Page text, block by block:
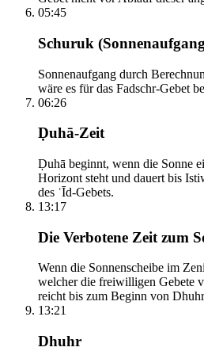
05:45
Schuruk
Sonnenaufgang durch
wäre es für das Fadschr-Gebet
06:26
Ḍuhā-Zeit
Ḍuhā beginnt, wenn die Sonne
Horizont steht und dauert bis
des ʿĪd-Gebets.
13:17
Die Verbotene Zeit zum
Wenn die Sonnenscheibe im
welcher die freiwilligen Gebete
reicht bis zum Beginn von
13:21
Dhuhr